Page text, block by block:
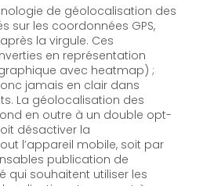
de géolocalisation des
sur les coordonnées GPS,
la virgule. Ces
en représentation
avec heatmap) ;
jamais en clair dans
La géolocalisation des
en outre à un double opt-
désactiver la
par
publication de
qui souhaitent utiliser les